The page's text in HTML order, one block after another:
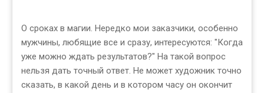
О сроках в магии. Нередко мои заказчики, особенно
мужчины, любящие все и сразу, интересуются: "Когда
уже можно ждать результатов?" На такой вопрос
нельзя дать точный ответ. Не может художник точно
сказать, в какой день и в котором часу он окончит